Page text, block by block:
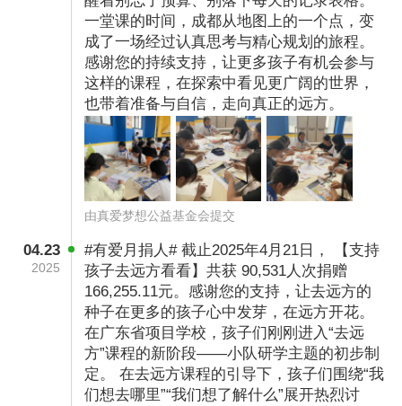
一堂课的时间，成都从地图上的一个点，变
成了一场经过认真思考与精心规划的旅程。
感谢您的持续支持，让更多孩子有机会参与
这样的课程，在探索中看见更广阔的世界，
也带着准备与自信，走向真正的远方。
由真爱梦想公益基金会提交
04.23
2025
#有爱月捐人# 截止2025年4月21日， 【支持
孩子去远方看看】共获 90,531人次捐赠
166,255.11元。感谢您的支持，让去远方的
种子在更多的孩子心中发芽，在远方开花。
在广东省项目学校，孩子们刚刚进入“去远
方”课程的新阶段——小队研学主题的初步制
定。 在去远方课程的引导下，孩子们围绕“我
们想去哪里”“我们想了解什么”展开热烈讨